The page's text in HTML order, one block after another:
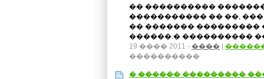
�� ����������
����������� �� ��,
�� ������� ���������
������.� ����������
19 ���� 2011 - ����
����������
� ������ ���������